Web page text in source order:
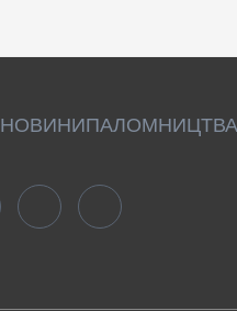
НОВИНИПАЛОМНИЦТВА